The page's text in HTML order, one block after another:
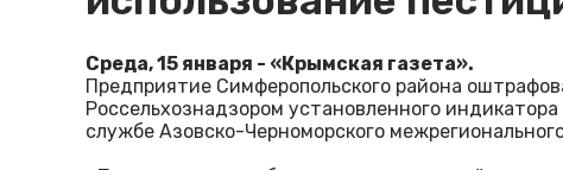
Среда, 15 января - «Крымская газета».
Предприятие Симферопольского района
Россельхознадзором установленного
службе Азовско-Черноморского